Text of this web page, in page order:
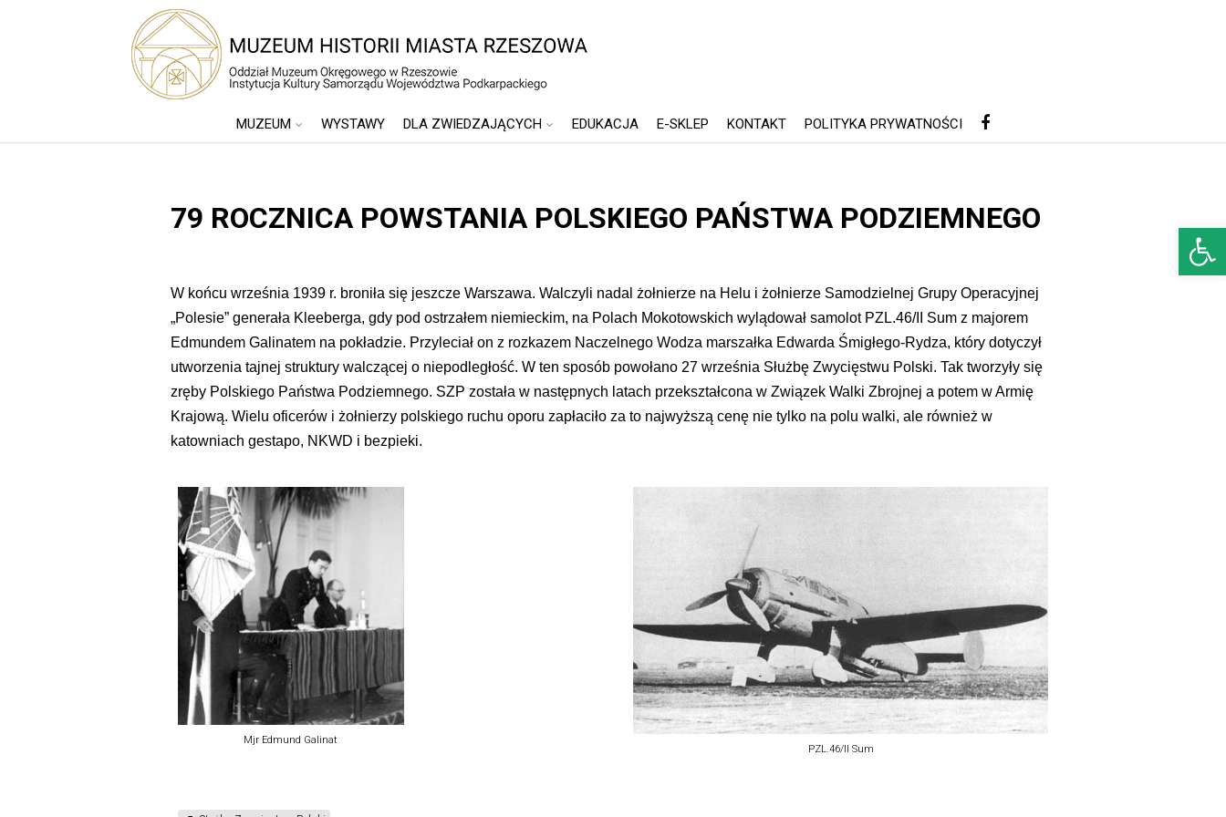
MUZEUM WYSTAWY DLA ZWIEDZAJĄCYCH EDUKACJA E-SKLEP KONTAKT POLITYKA PRYWATNOŚCI
79 ROCZNICA POWSTANIA POLSKIEGO PAŃSTWA PODZIEMNEGO
W końcu września 1939 r. broniła się jeszcze Warszawa. Walczyli nadal żołnierze na Helu i żołnierze Samodzielnej Grupy Operacyjnej
„Polesie” generała Kleeberga, gdy pod ostrzałem niemieckim, na Polach Mokotowskich wylądował samolot PZL.46/II Sum z majorem
Edmundem Galinatem na pokładzie. Przyleciał on z rozkazem Naczelnego Wodza marszałka Edwarda Śmigłego-Rydza, który dotyczył
utworzenia tajnej struktury walczącej o niepodległość. W ten sposób powołano 27 września Służbę Zwycięstwu Polski. Tak tworzyły się
zręby Polskiego Państwa Podziemnego. SZP została w następnych latach przekształcona w Związek Walki Zbrojnej a potem w Armię
Krajową. Wielu oficerów i żołnierzy polskiego ruchu oporu zapłaciło za to najwyższą cenę nie tylko na polu walki, ale również w
katowniach gestapo, NKWD i bezpieki.
Mjr Edmund Galinat
PZL.46/II Sum